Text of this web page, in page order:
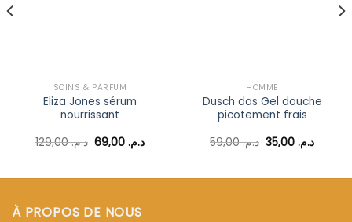
SOINS & PARFUM
Eliza Jones sérum
nourrissant
د.م.129,00 Le
prix
د.م. 129,00.
د.م.69,00 Le
د.م. 69,00.
HOMME
Dusch das Gel douche
picotement frais
د.م.59,00 Le
prix
د.م. 59,00.
د.م.35,00 Le
د.م. 85,00.
À PROPOS DE NOUS